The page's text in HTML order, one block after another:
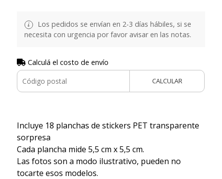
Los pedidos se envían en 2-3 días hábiles, si se
necesita con urgencia por favor avisar en las notas.
Calculá el costo de envío
CALCULAR
Incluye 18 planchas de stickers PET transparente
sorpresa
Cada plancha mide 5,5 cm x 5,5 cm.
Las fotos son a modo ilustrativo, pueden no
tocarte esos modelos.